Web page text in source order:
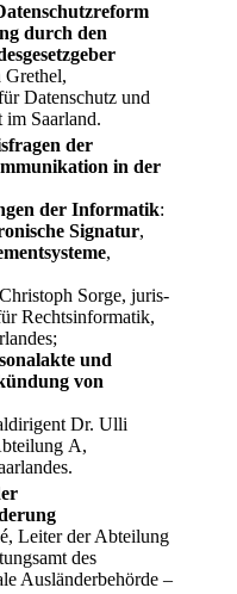
durch den
Datenschutz und
Saarland.
der
in der
der Informatik:
Signatur,
,
Sorge, juris-
Rechtsinformatik,
und
von
Dr. Ulli
A,
Leiter der Abteilung
des
Ausländerbehörde –